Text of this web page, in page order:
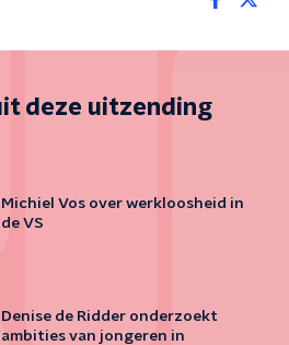
deze uitzending
Michiel Vos over werkloosheid in
de VS
Denise de Ridder onderzoekt
ambities van jongeren in